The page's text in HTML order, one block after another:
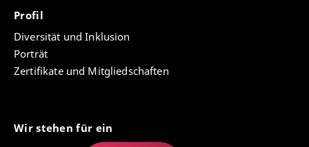
Profil
Diversität und Inklusion
Porträt
Zertifikate und Mitgliedschaften
Wir stehen für ein